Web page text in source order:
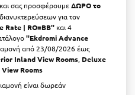
και σας προσφέρουμεΔΩΡΟ το
για τον
Rate | RO=BB'' και 4
''Ekdromi Advance
από 23/08/2026 έως
Inland View Rooms, Deluxe
Rooms
είναι δωρεάν